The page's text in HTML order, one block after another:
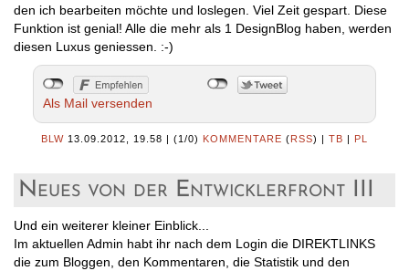
den ich bearbeiten möchte und loslegen. Viel Zeit gespart. Diese
Funktion ist genial! Alle die mehr als 1 DesignBlog haben, werden
diesen Luxus geniessen. :-)
Als Mail versenden
BLW 13.09.2012, 19.58 | (1/0) KOMMENTARE (RSS) | TB | PL
Neues von der Entwicklerfront III
Und ein weiterer kleiner Einblick...
Im aktuellen Admin habt ihr nach dem Login die DIREKTLINKS
die zum Bloggen, den Kommentaren, die Statistik und den